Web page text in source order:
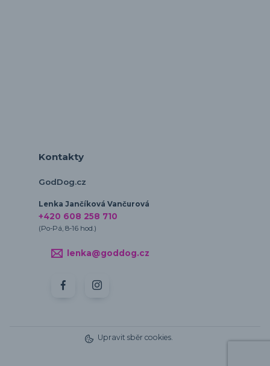
Kontakty
GodDog.cz
Lenka Jančíková Vančurová
+420 608 258 710
(Po-Pá, 8-16 hod.)
lenka@goddog.cz
Upravit sběr cookies.